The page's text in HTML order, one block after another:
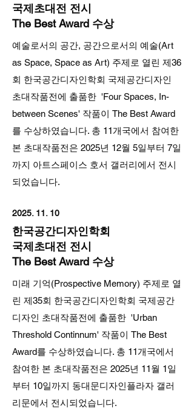
국제초대전 전시
The Best Award 수상
예술로서의 공간, 공간으로서의 예술(Art
as Space, Space as Art) 주제로 열린 제36
회 한국공간디자인학회 국제공간디자인
초대작품전에 출품한 'Four Spaces, In-
between Scenes' 작품이 The Best Award
를 수상하였습니다. 총 11개국에서 참여한
본 초대작품전은 2025년 12월 5일부터 7일
까지 아트스페이스 호서 갤러리에서 전시
되었습니다.
2025. 11. 10
한국공간디자인학회
국제초대전 전시
The Best Award 수상
미래 기억(Prospective Memory) 주제로 열
린 제35회 한국공간디자인학회 국제공간
디자인 초대작품전에 출품한 'Urban
Threshold Continnum' 작품이 The Best
Award를 수상하였습니다. 총 11개국에서
참여한 본 초대작품전은 2025년 11월 1일
부터 10일까지 동대문디자인플라자 갤러
리문에서 전시되었습니다.